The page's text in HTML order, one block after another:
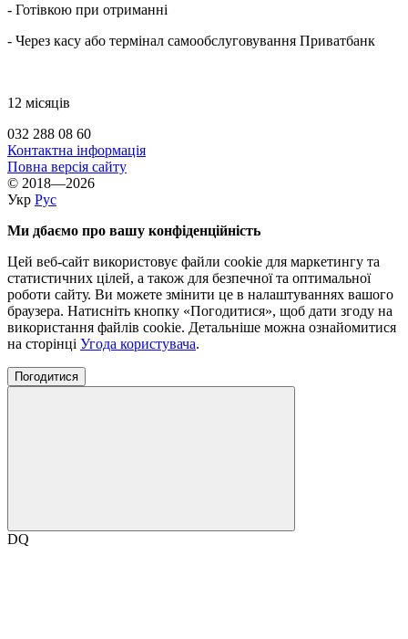
- Готівкою при отриманні
- Через касу або термінал самообслуговування Приватбанк
12 місяців
032 288 08 60
Контактна інформація
Повна версія сайту
© 2018—2026
Укр Рус
Ми дбаємо про вашу конфіденційність
Цей веб-сайт використовує файли cookie для маркетингу та
статистичних цілей, а також для безпечної та оптимальної
роботи сайту. Ви можете змінити це в налаштуваннях вашого
браузера. Натисніть кнопку «Погодитися», щоб дати згоду на
використання файлів cookie. Детальніше можна ознайомитися
на сторінці Угода користувача.
Погодитися
DQ